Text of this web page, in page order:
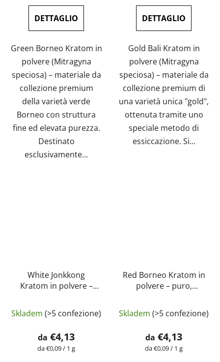
è
5
stelle.
misura:
DETTAGLIO
Green Borneo Kratom in
polvere (Mitragyna
speciosa) – materiale da
collezione premium
della varietà verde
Borneo con struttura
fine ed elevata purezza.
Destinato
esclusivamente...
è
5
stelle.
misura:
DETTAGLIO
Gold Bali Kratom in
polvere (Mitragyna
speciosa) – materiale da
collezione premium di
una varietà unica "gold",
ottenuta tramite uno
speciale metodo di
essiccazione. Si...
White Jonkkong
Kratom in polvere –
in laboratorio |
GreenGuruvalutazione
media
del
Skladem (>5 confezione)
da €4,13
Prezzo
da €0,09 / 1 g
Red Borneo Kratom in
polvere – puro,
laboratorio |
GreenGuruvalutazione
media
del
Skladem (>5 confezione)
da €4,13
Prezzo
da €0,09 / 1 g